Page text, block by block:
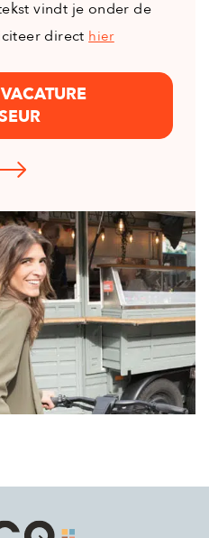
vindt je onder de
direct hier